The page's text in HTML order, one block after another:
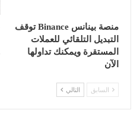
منصة بينانس Binance توقف
التبديل التلقائي للعملات
المستقرة ويمكنك تداولها
الآن
السابق التالي